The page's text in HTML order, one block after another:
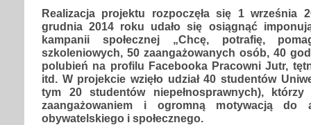
Realizacja projektu rozpoczęła się 1 września
grudnia 2014 roku udało się osiągnąć
kampanii społecznej „Chcę, potrafię,
szkoleniowych, 50 zaangażowanych osób, 40
polubień na profilu Facebooka Pracowni Jutr,
itd. W projekcie wzięło udział 40 studentów
tym 20 studentów niepełnosprawnych),
zaangażowaniem i ogromną motywacją do
obywatelskiego i społecznego.